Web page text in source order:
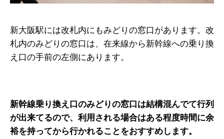
新大阪駅には改札内にもみどりの窓口があります。改
札内のみどりの窓口は、在来線から新幹線への乗り換
え口の手前の左側にあります。
新幹線乗り換え口のみどりの窓口は結構混んでて行列
が出来てるので、利用される場合はある程度時間に余
裕を持ってから行かれることをおすすめします。